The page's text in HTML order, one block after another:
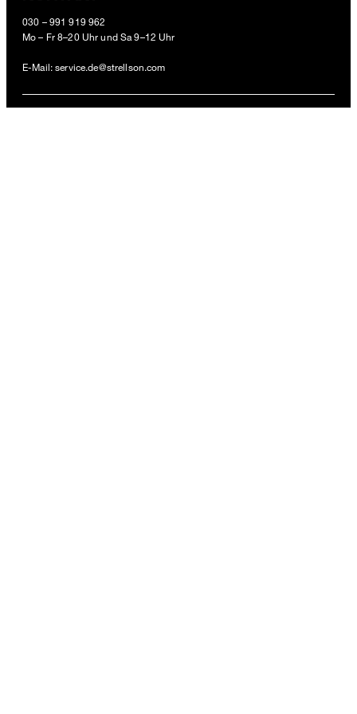
119,95 €
69,95 €
030 – 991 919 962
Mo – Fr 8–20 Uhr und Sa 9–12 Uhr
E-Mail:service.de@strellson.com